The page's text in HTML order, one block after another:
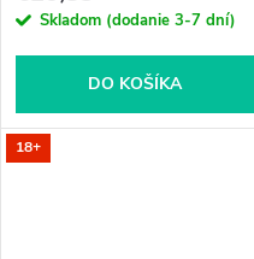
Skladom (dodanie 3-7 dní)
DO KOŠÍKA
18+